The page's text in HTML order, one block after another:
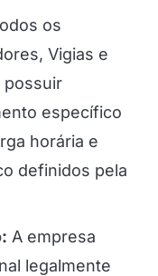
os
Vigias e
possuir
específico
horária e
definidos pela
A empresa
legalmente